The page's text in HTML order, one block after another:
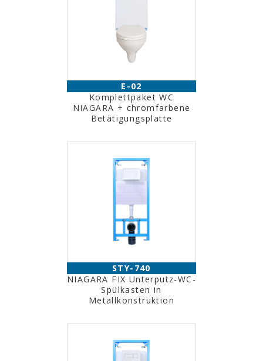
E-02
Komplettpaket WC
NIAGARA + chromfarbene
Betätigungsplatte
STY-740
NIAGARA FIX Unterputz-WC-
Spülkasten in
Metallkonstruktion